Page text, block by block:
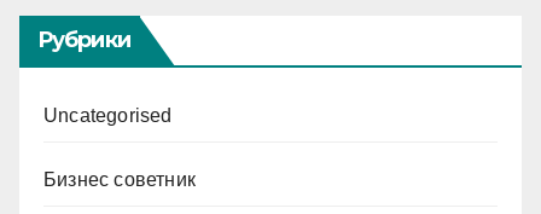
Рубрики
Uncategorised
Бизнес советник